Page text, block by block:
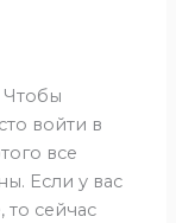
Чтобы
войти в
все
Если у вас
то сейчас